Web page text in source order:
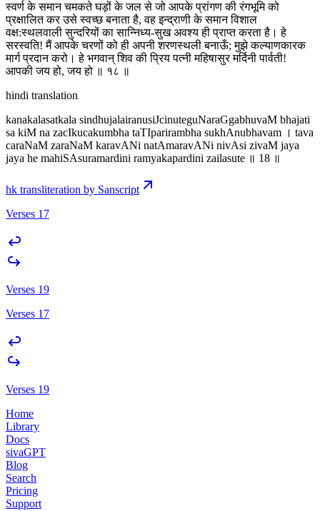
स्वर्ण के समान चमकते घड़ों के जल से जो आपके प्रांगण की रंगभूमि को
प्रक्षालित कर उसे स्वच्छ बनाता है, वह इन्द्राणी के समान विशाल
वक्ष:स्थलवाली सुन्दरियों का सान्निध्य-सुख अवश्य ही प्राप्त करता है। हे
सरस्वति! मैं आपके चरणों को ही अपनी शरणस्थली बनाऊँ; मुझे कल्याणकारक
मार्ग प्रदान करो। हे भगवान् शिव की प्रिय पत्नी महिषासुर मर्दिनी पार्वती!
आपकी जय हो, जय हो ॥ १८ ॥
hindi translation
kanakalasatkala sindhujalairanusiJcinuteguNaraGgabhuvaM bhajati
sa kiM na zacIkucakumbha taTIparirambha sukhAnubhavam । tava
caraNaM zaraNaM karavANi natAmaravANi nivAsi zivaM jaya
jaya he mahiSAsuramardini ramyakapardini zailasute ॥ 18 ॥
hk transliteration by Sanscript
Verses 17
Verses 19
Verses 17
Verses 19
Home
Library
Docs
sivaGPT
Blog
Search
Pricing
Support